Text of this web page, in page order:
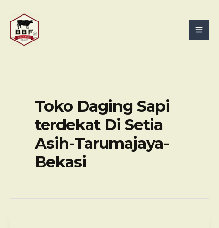
content
Toko Daging Sapi
terdekat Di Setia
Asih-Tarumajaya-
Bekasi